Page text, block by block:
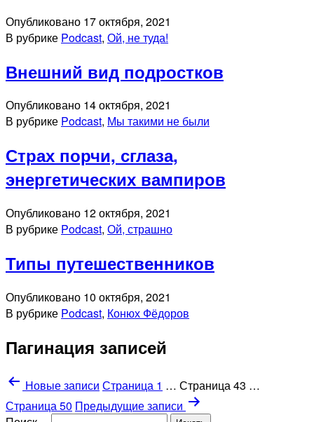
Опубликовано 17 октября, 2021
В рубрике Podcast, Ой, не туда!
Внешний вид подростков
Опубликовано 14 октября, 2021
В рубрике Podcast, Мы такими не были
Страх порчи, сглаза,
энергетических вампиров
Опубликовано 12 октября, 2021
В рубрике Podcast, Ой, страшно
Типы путешественников
Опубликовано 10 октября, 2021
В рубрике Podcast, Конюх Фёдоров
Пагинация записей
Новыезаписи Страница 1 … Страница 43 …
Страница 50 Предыдущиезаписи